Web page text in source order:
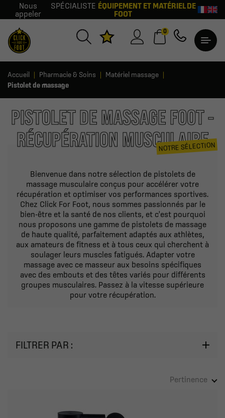
Nous
appeler
SPÉCIALISTE ÉQUIPEMENT ET MATÉRIEL DE
FOOT
0
Accueil Pharmacie & Soins
Matériel massage
Pistolet de massage
PISTOLET DE MASSAGE FOOT -
RÉCUPÉRATION MUSCULAIRE
NOTRE SÉLECTION
Bienvenue dans notre sélection de pistolets de
massage musculaire conçus pour accélérer votre
récupération et optimiser vos performances sportives.
Chez Click For Foot, nous sommes passionnés par le
bien-être et la santé de nos clients, et c'est pourquoi
nous proposons une gamme de pistolets de massage
de haute qualité, parfaitement adaptés aux athlètes,
aux amateurs de fitness et à tous ceux qui cherchent à
soulager leurs muscles fatigués. Adapter votre
massage avec ce masseur aux besoins spécifiques
avec des embouts et des têtes variés pour différents
groupes musculaires. Passez à la vitesse supérieure
pour votre récupération.
FILTRER PAR :
Pertinence